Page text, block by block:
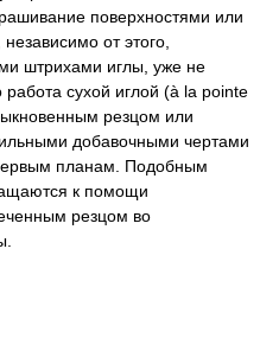
поверхностями или
от этого,
штрихами иглы, уже не
сухой иглой (à la pointe
резцом или
добавочными чертами
планам. Подобным
к помощи
резцом во